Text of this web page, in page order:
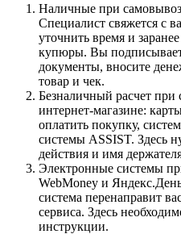
Наличные при
Специалист свяжется с
уточнить время и
купюры. Вы
документы, вносите
товар и чек.
Безналичный расчет
интернет-магазине:
оплатить покупку,
системы ASSIST. Здесь
действия и имя
Электронные системы
WebMoney и
система перенаправит
сервиса. Здесь
инструкции.